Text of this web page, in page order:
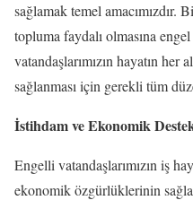
sağlamak temel amacımızdır.
topluma faydalı olmasına
vatandaşlarımızın hayatın her
sağlanması için gerekli tüm
İstihdam ve Ekonomik
Engelli vatandaşlarımızın iş
ekonomik özgürlüklerinin